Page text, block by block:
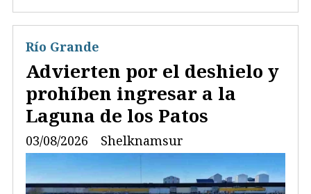
Advierten por el deshielo y
prohíben ingresar a la
Laguna de los Patos
Shelknamsur
Río Grande
03/08/2026